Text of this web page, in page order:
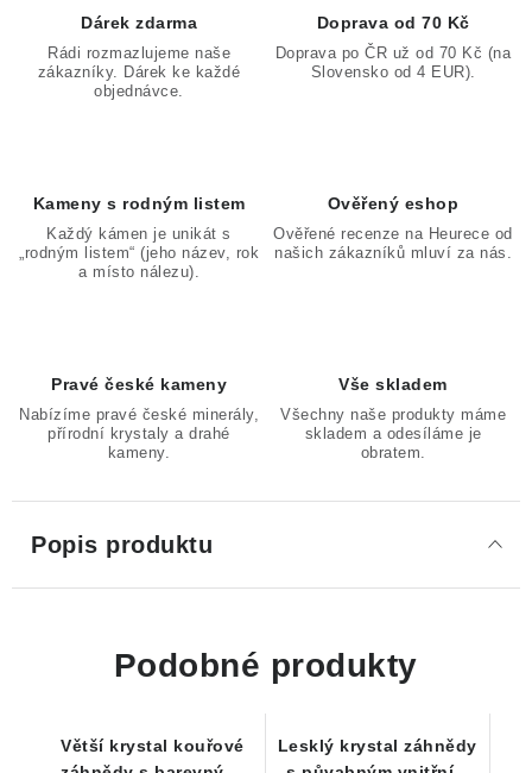
Dárek zdarma
Rádi rozmazlujeme naše
zákazníky. Dárek ke každé
objednávce.
Doprava od 70 Kč
Doprava po ČR už od 70 Kč (na
Slovensko od 4 EUR).
Kameny s rodným listem
Každý kámen je unikát s
„rodným listem“ (jeho název, rok
a místo nálezu).
Ověřený eshop
Ověřené recenze na Heurece od
našich zákazníků mluví za nás.
Pravé české kameny
Nabízíme pravé české minerály,
přírodní krystaly a drahé
kameny.
Vše skladem
Všechny naše produkty máme
skladem a odesíláme je
obratem.
Popis produktu
Podobné produkty
Větší krystal kouřové
Lesklý krystal záhnědy